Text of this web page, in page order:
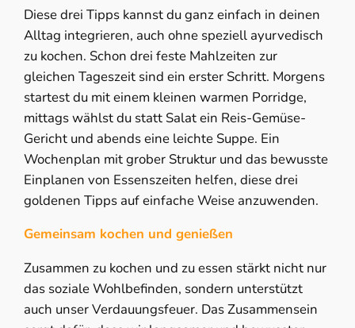
Diese drei Tipps kannst du ganz einfach in deinen
Alltag integrieren, auch ohne speziell ayurvedisch
zu kochen. Schon drei feste Mahlzeiten zur
gleichen Tageszeit sind ein erster Schritt. Morgens
startest du mit einem kleinen warmen Porridge,
mittags wählst du statt Salat ein Reis-Gemüse-
Gericht und abends eine leichte Suppe. Ein
Wochenplan mit grober Struktur und das bewusste
Einplanen von Essenszeiten helfen, diese drei
goldenen Tipps auf einfache Weise anzuwenden.
Gemeinsam kochen und genießen
Zusammen zu kochen und zu essen stärkt nicht nur
das soziale Wohlbefinden, sondern unterstützt
auch unser Verdauungsfeuer. Das Zusammensein